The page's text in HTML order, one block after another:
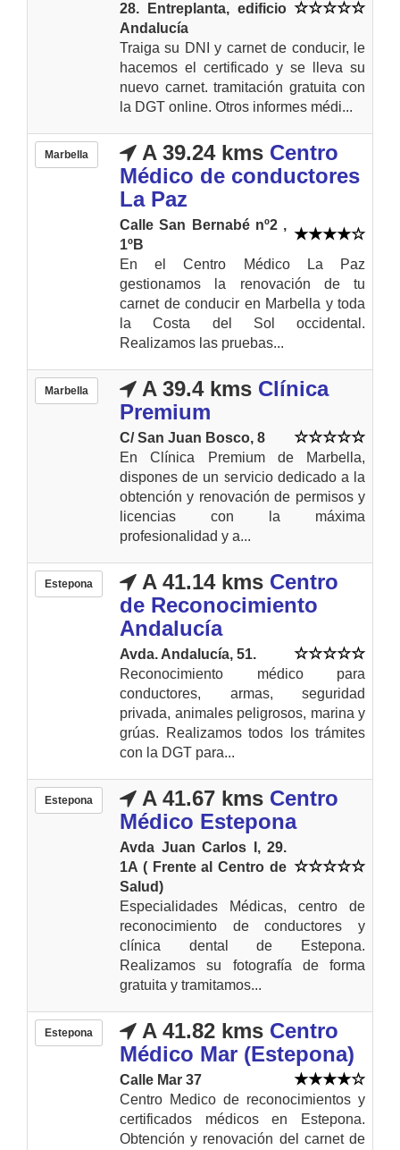
28. Entreplanta, edificio
Andalucía
Traiga su DNI y carnet de conducir, le
hacemos el certificado y se lleva su
nuevo carnet. tramitación gratuita con
la DGT online. Otros informes médi...
Marbella A 39.24 kms Centro
Médico de conductores
La Paz
Calle San Bernabé nº2 ,
1ºB
En el Centro Médico La Paz
gestionamos la renovación de tu
carnet de conducir en Marbella y toda
la Costa del Sol occidental.
Realizamos las pruebas...
Marbella A 39.4 kms Clínica
Premium
C/ San Juan Bosco, 8
En Clínica Premium de Marbella,
dispones de un servicio dedicado a la
obtención y renovación de permisos y
licencias con la máxima
profesionalidad y a...
Estepona A 41.14 kms Centro
de Reconocimiento
Andalucía
Avda. Andalucía, 51.
Reconocimiento médico para
conductores, armas, seguridad
privada, animales peligrosos, marina y
grúas. Realizamos todos los trámites
con la DGT para...
Estepona A 41.67 kms Centro
Médico Estepona
Avda Juan Carlos I, 29.
1A ( Frente al Centro de
Salud)
Especialidades Médicas, centro de
reconocimiento de conductores y
clínica dental de Estepona.
Realizamos su fotografía de forma
gratuita y tramitamos...
Estepona A 41.82 kms Centro
Médico Mar (Estepona)
Calle Mar 37
Centro Medico de reconocimientos y
certificados médicos en Estepona.
Obtención y renovación del carnet de